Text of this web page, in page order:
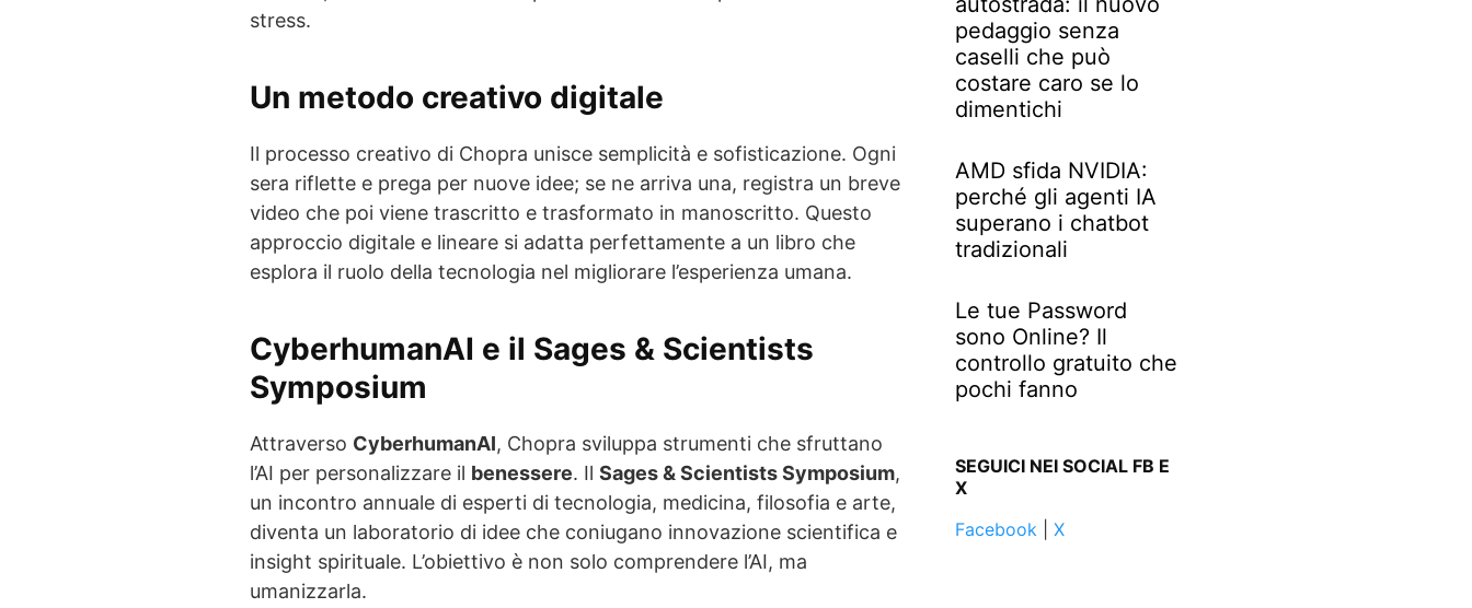
stress.
Un metodo creativo digitale
Il processo creativo di Chopra unisce semplicità e sofisticazione. Ogni
sera riflette e prega per nuove idee; se ne arriva una, registra un breve
video che poi viene trascritto e trasformato in manoscritto. Questo
approccio digitale e lineare si adatta perfettamente a un libro che
esplora il ruolo della tecnologia nel migliorare l’esperienza umana.
CyberhumanAI e il Sages & Scientists
Symposium
Attraverso CyberhumanAI, Chopra sviluppa strumenti che sfruttano
l’AI per personalizzare il benessere. Il Sages & Scientists Symposium,
un incontro annuale di esperti di tecnologia, medicina, filosofia e arte,
diventa un laboratorio di idee che coniugano innovazione scientifica e
insight spirituale. L’obiettivo è non solo comprendere l’AI, ma
umanizzarla.
pedaggio senza
caselli che può
costare caro se lo
dimentichi
AMD sfida NVIDIA:
perché gli agenti IA
superano i chatbot
tradizionali
Le tue Password
sono Online? Il
controllo gratuito che
pochi fanno
SEGUICI NEI SOCIAL FB E
X
Facebook| X